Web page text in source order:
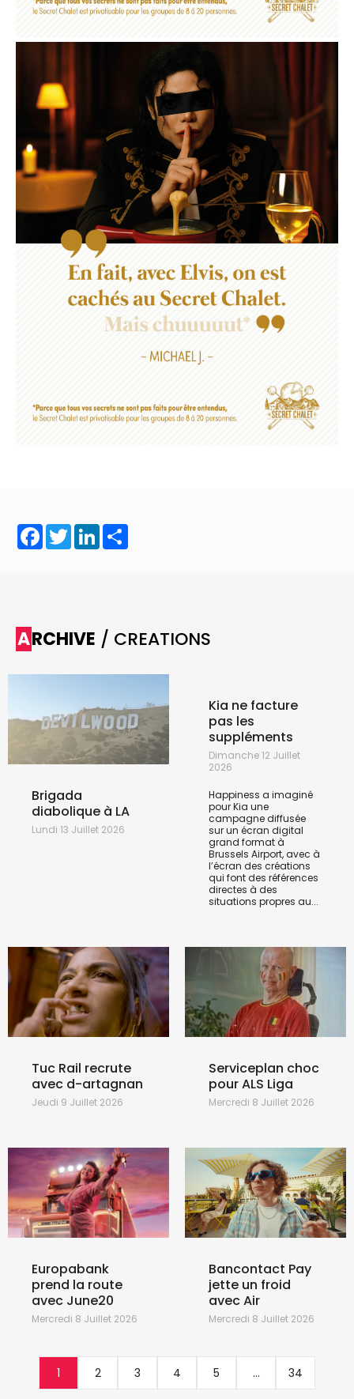
Facebook
TwitterLinkedIn
ARCHIVE / CREATIONS
Brigada
diabolique à LA
Lundi 13 Juillet 2026
Kia ne facture
pas les
suppléments
Dimanche 12 Juillet
2026
Happiness a imaginé
pour Kia une
campagne diffusée
sur un écran digital
grand format à
Brussels Airport, avec à
l’écran des créations
qui font des références
directes à des
situations propres au...
Tuc Rail recrute
avec d-artagnan
Jeudi 9 Juillet 2026
Serviceplan choc
pour ALS Liga
Mercredi 8 Juillet 2026
Europabank
prend la route
avec June20
Mercredi 8 Juillet 2026
Bancontact Pay
jette un froid
avec Air
Mercredi 8 Juillet 2026
1 2 3 4 5 ... 34